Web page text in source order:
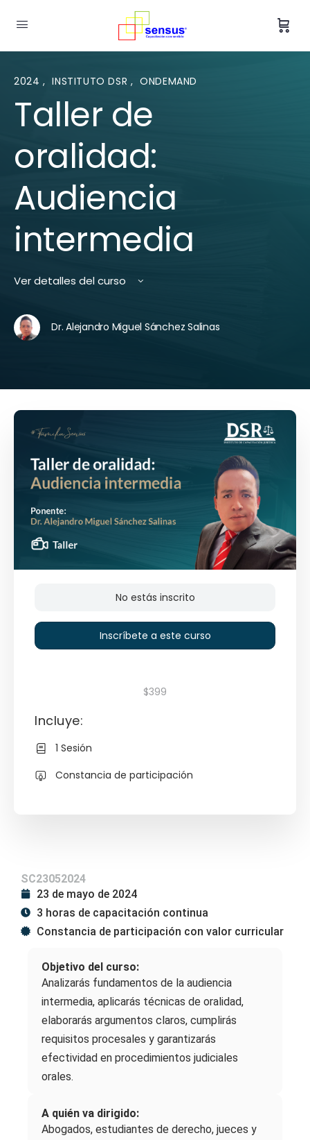
2024, INSTITUTO DSR , ONDEMAND
Taller de
oralidad:
Audiencia
intermedia
Ver detalles del curso
Dr. Alejandro Miguel Sánchez Salinas
SC23052024
23 de mayo de 2024
3 horas de capacitación continua
Constancia de participación con valor curricular
Objetivo del curso:
Analizarás fundamentos de la audiencia
intermedia, aplicarás técnicas de oralidad,
elaborarás argumentos claros, cumplirás
requisitos procesales y garantizarás
efectividad en procedimientos judiciales
orales.
A quién va dirigido:
Abogados, estudiantes de derecho, jueces y
No estás inscrito
Inscríbete a este curso
$399
Incluye:
1 Sesión
Constancia de participación